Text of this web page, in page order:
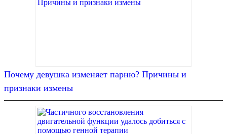
Почему девушка изменяет парню? Причины и
признаки измены